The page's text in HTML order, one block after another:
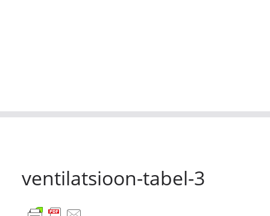
ventilatsioon-tabel-3